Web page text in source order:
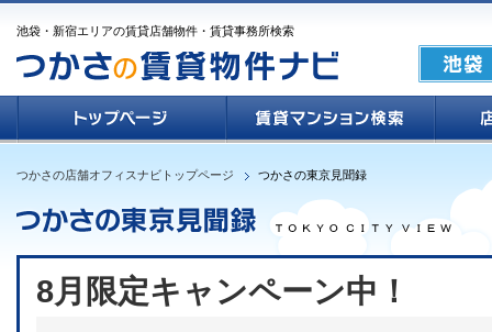
池袋・新宿エリアの賃貸店舗物件・賃貸事務所検索
つかさの店舗オフィスナビトップページ つかさの東京見聞録
8月限定キャンペーン中！